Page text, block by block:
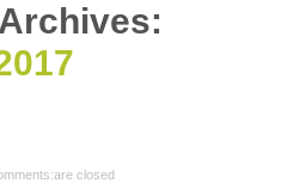
are closed